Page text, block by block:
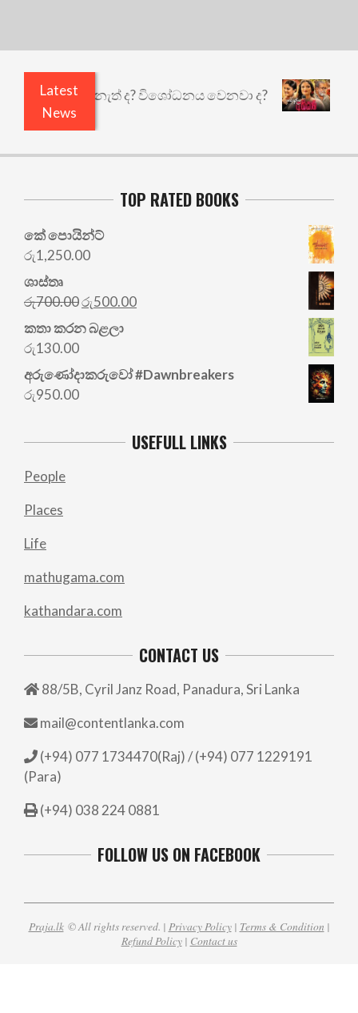
Latest
News
කුඩු නැත් ද? විශෝධනය වෙනවා ද?
TOP RATED BOOKS
කේ පොයින්ට්
රු1,250.00
ශාස්තෘ
රු700.00Original
price
was:
රු500.00Current
කතා කරන බළලා
රු130.00
අරු‍ණෝදාකරුවෝ #Dawnbreakers
රු950.00
USEFULL LINKS
People
Places
Life
mathugama.com
kathandara.com
CONTACT US
88/5B, Cyril Janz Road, Panadura, Sri Lanka
mail@contentlanka.com
(+94) 077 1734470(Raj) / (+94) 077 1229191
(Para)
(+94) 038 224 0881
FOLLOW US ON FACEBOOK
Praja.lk© All rights reserved. | Privacy Policy| Terms & Condition |
Refund Policy| Contact us